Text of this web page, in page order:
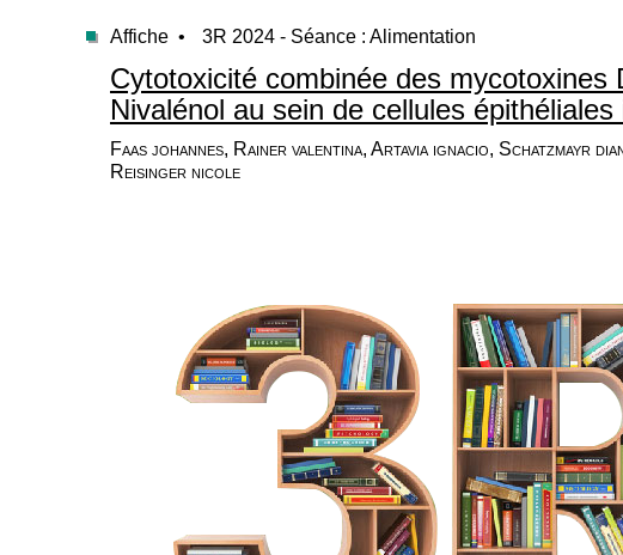
Affiche • 3R 2024 - Séance : Alimentation
Cytotoxicité combinée des mycotoxines
Nivalénol au sein de cellules
Faas johannes, Rainer valentina, Artavia ignacio, Schatzmayr
Reisinger nicole